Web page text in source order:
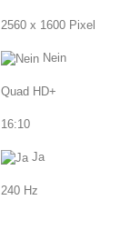
2560 x 1600 Pixel
Nein
Quad HD+
16:10
Ja
240 Hz